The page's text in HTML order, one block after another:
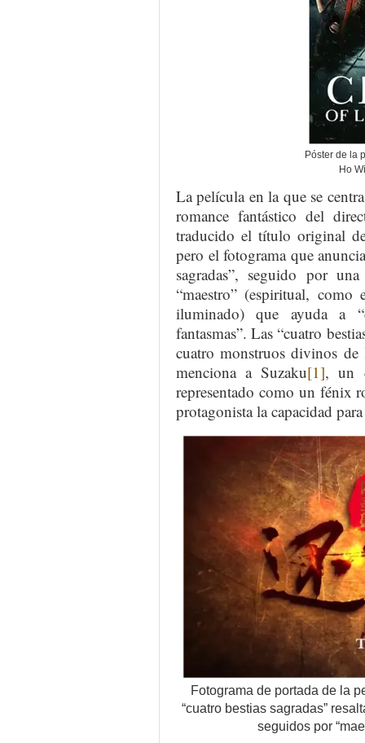
Póster de la
Ho
La película en la que se
romance fantástico del
traducido el título original
pero el fotograma que
sagradas”, seguido por
“maestro” (espiritual,
iluminado) que ayuda a
fantasmas”. Las “cuatro
cuatro monstruos divinos
menciona a Suzaku[1], un
representado como un fénix
protagonista la capacidad
Fotograma de portada de la
“cuatro bestias sagradas”
seguidos por